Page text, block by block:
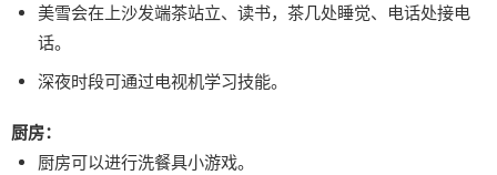
美雪会在上沙发端茶站立、读书，茶几处睡觉、电话处接电
话。
深夜时段可通过电视机学习技能。
厨房：
厨房可以进行洗餐具小游戏。